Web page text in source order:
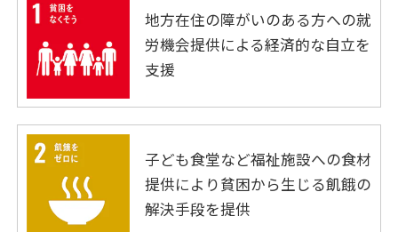
地方在住の障がいのある方への就
労機会提供による経済的な自立を
支援
子ども食堂など福祉施設への食材
提供により貧困から生じる飢餓の
解決手段を提供